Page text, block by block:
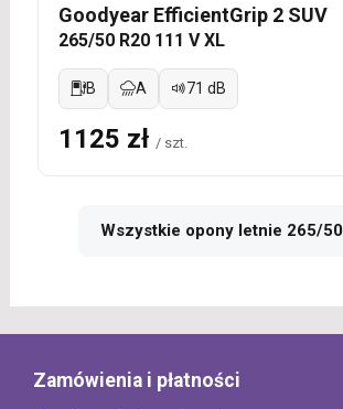
Goodyear EfficientGrip 2 SUV
265/50 R20 111 V XL
B A 71 dB
1125 zł / szt.
Wszystkie opony letnie 265/
Zamówienia i płatności